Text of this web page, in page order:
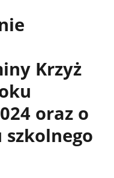
Krzyż
oraz o